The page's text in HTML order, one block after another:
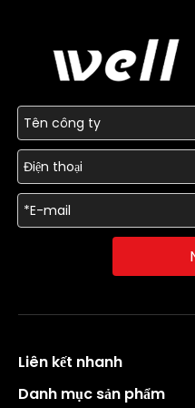
Liên kết nhanh
Danh mục sản phẩm